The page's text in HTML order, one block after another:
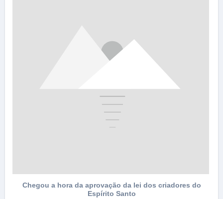
Chegou a hora da aprovação da lei dos criadores do
Espírito Santo